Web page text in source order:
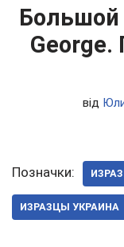
Большой
від
Позначки:
ИЗРАЗЦЫ УКРАИНА